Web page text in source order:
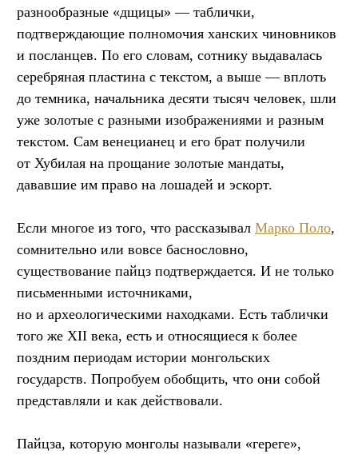
разнообразные «дщицы» — таблички,
подтверждающие полномочия ханских чиновников
и посланцев. По его словам, сотнику выдавалась
серебряная пластина с текстом, а выше — вплоть
до темника, начальника десяти тысяч человек, шли
уже золотые с разными изображениями и разным
текстом. Сам венецианец и его брат получили
от Хубилая на прощание золотые мандаты,
дававшие им право на лошадей и эскорт.
Если многое из того, что рассказывал Марко Поло,
сомнительно или вовсе баснословно,
существование пайцз подтверждается. И не только
письменными источниками,
но и археологическими находками. Есть таблички
того же XII века, есть и относящиеся к более
поздним периодам истории монгольских
государств. Попробуем обобщить, что они собой
представляли и как действовали.
Пайцза, которую монголы называли «гереге»,